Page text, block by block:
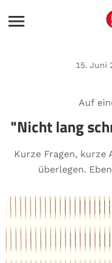
15. Juni
Auf
"Nicht lang
Kurze Fragen,
überlegen.